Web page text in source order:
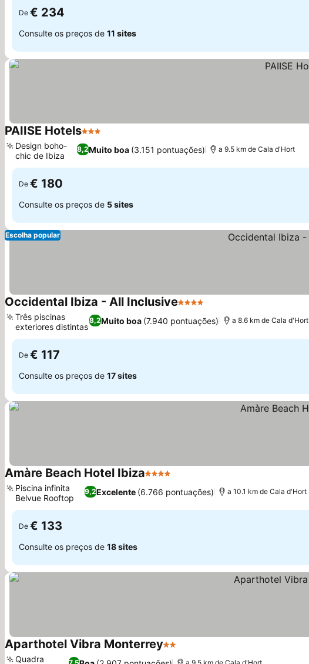
De € 234
Consulte os preços de 11 sites
PAIISE Hotels3 Estrelas
8,2Muito boa (3.151 pontuações)
Design boho-
chic de Ibiza
a 9.5 km de Cala d'Hort
De € 180
Consulte os preços de 5 sites
Escolha popular
Occidental Ibiza - All Inclusive4 Estrelas
8,2Muito boa (7.940 pontuações)
Três piscinas
exteriores distintas
a 8.6 km de Cala d'Hort
De € 117
Consulte os preços de 17 sites
Amàre Beach Hotel Ibiza4 Estrelas
9,2Excelente (6.766 pontuações)
Piscina infinita
Belvue Rooftop
a 10.1 km de Cala d'Hort
De € 133
Consulte os preços de 18 sites
Aparthotel Vibra Monterrey2 Estrelas
Quadra